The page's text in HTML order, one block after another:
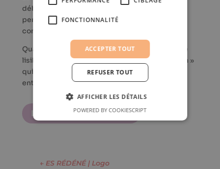
débuts et qu’il souhaitait conserver, elle lui
permet notamment de se différencier de ses
concurrents.
Quant à l’aspect typographique, elle est simple
lisible et moderne, mettant l’accent sur « Yohan »
qui est sa personne et la représentation de son
entreprise.
DÉCOUVRIR YOHAN AIR
← ES RÉDÉNÉ | Logo
FONCTIONNALITÉ
ACCEPTER TOUT
REFUSER TOUT
AFFICHER LES DÉTAILS
POWERED BY COOKIESCRIPT